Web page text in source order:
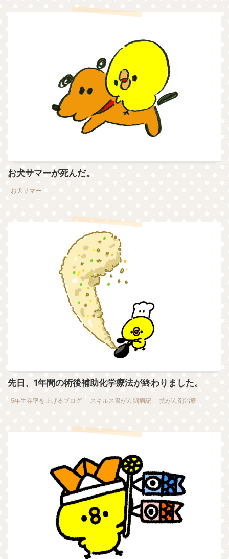
お犬サマーが死んだ。
お犬サマー
先日、1年間の術後補助化学療法が終わりました。
5年生存率を上げるブログ スキルス胃がん闘病記 抗がん剤治療